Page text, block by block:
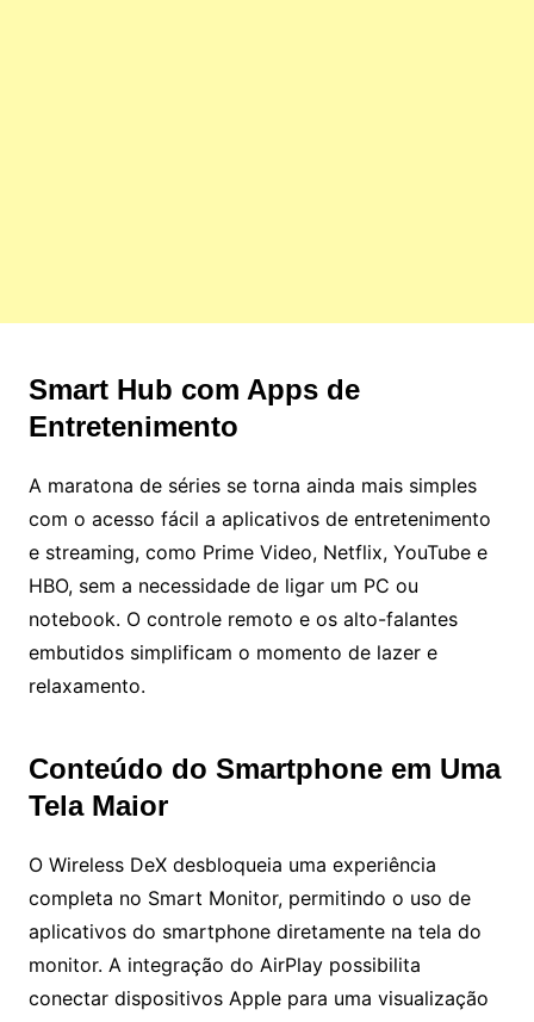
Smart Hub com Apps de
Entretenimento
A maratona de séries se torna ainda mais simples
com o acesso fácil a aplicativos de entretenimento
e streaming, como Prime Video, Netflix, YouTube e
HBO, sem a necessidade de ligar um PC ou
notebook. O controle remoto e os alto-falantes
embutidos simplificam o momento de lazer e
relaxamento.
Conteúdo do Smartphone em Uma
Tela Maior
O Wireless DeX desbloqueia uma experiência
completa no Smart Monitor, permitindo o uso de
aplicativos do smartphone diretamente na tela do
monitor. A integração do AirPlay possibilita
conectar dispositivos Apple para uma visualização